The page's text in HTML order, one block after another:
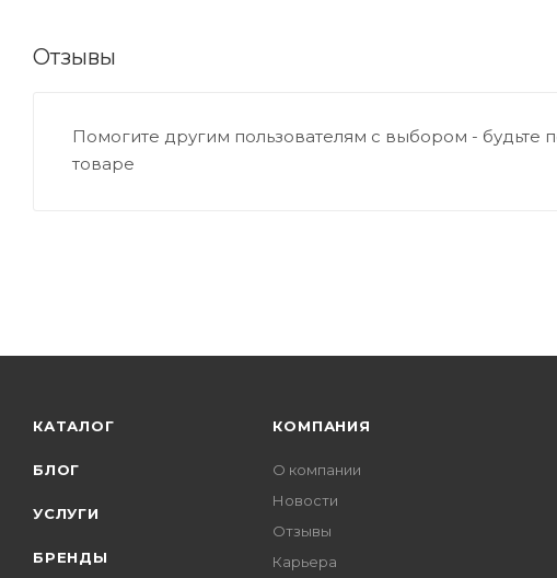
Отзывы
Помогите другим пользователям с выбором -
товаре
КАТАЛОГ
БЛОГ
УСЛУГИ
БРЕНДЫ
КОМПАНИЯ
О компании
Новости
Отзывы
Карьера